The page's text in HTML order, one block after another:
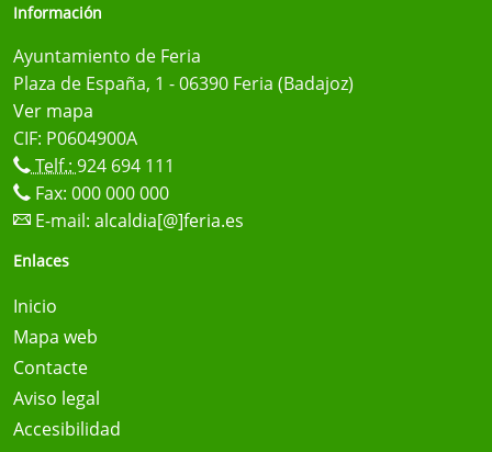
Información
Ayuntamiento de Feria
Plaza de España, 1 - 06390 Feria (Badajoz)
Ver mapa
CIF: P0604900A
Telf.: 924 694 111
Fax: 000 000 000
E-mail: alcaldia[@]feria.es
Enlaces
Inicio
Mapa web
Contacte
Aviso legal
Accesibilidad